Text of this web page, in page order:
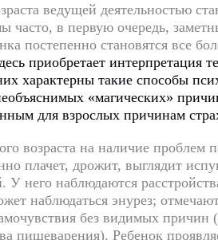
ведущей деятельностью
часто, в первую очередь,
постепенно становятся все
приобретает
характерны такие способы
«магических»
для взрослых причинам
возраста на наличие
плачет, дрожит, выглядит
У него наблюдаются
наблюдаться энурез;
без видимых причин
пищеварения). Ребенок